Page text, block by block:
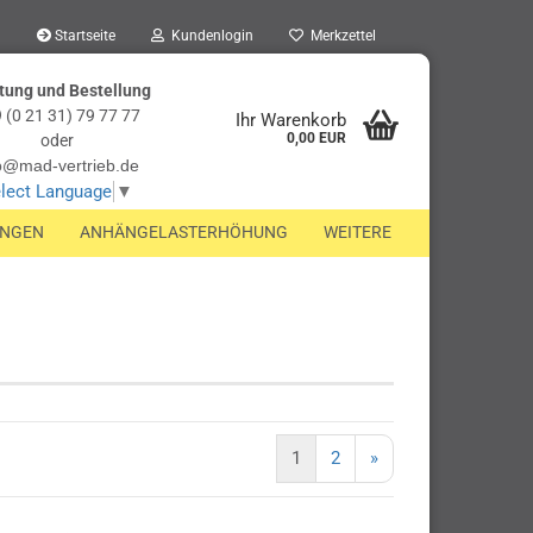
Startseite Kundenlogin Merkzettel
und Bestellung
(0 21 31) 79 77 77
oder
vertrieb.de
Language ▼
Ihr Warenkorb
0,00 EUR
ANHÄNGELASTERHÖHUNG WEITERE
1 2 »